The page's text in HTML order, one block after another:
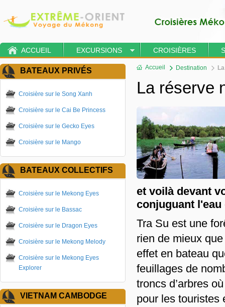
ACCUEIL EXCURSIONS CROISIÈRES
BATEAUX PRIVÉS
Croisière sur le Song Xanh
Croisière sur le Cai Be Princess
Croisière sur le Gecko Eyes
Croisière sur le Mango
BATEAUX COLLECTIFS
Croisière sur le Mekong Eyes
Croisière sur le Bassac
Croisière sur le Dragon Eyes
Croisière sur le Mekong Melody
Croisière sur le Mekong Eyes
Explorer
VIETNAM CAMBODGE
Accueil Destination
La réserve
et voilà devant
conjuguant l'eau
Tra Su est une
rien de mieux
effet en bateau
feuillages de
troncs d’arbres
pour les touristes